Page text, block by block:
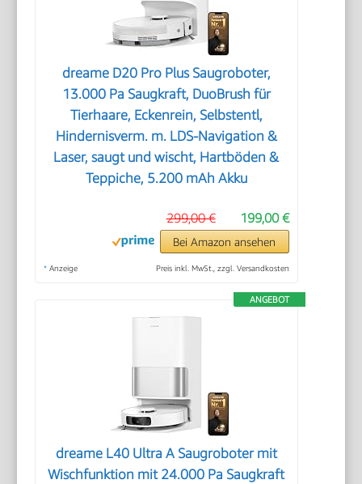
dreame D20 Pro Plus Saugroboter,
13.000 Pa Saugkraft, DuoBrush für
Tierhaare, Eckenrein, Selbstentl,
Hindernisverm. m. LDS-Navigation &
Laser, saugt und wischt, Hartböden &
Teppiche, 5.200 mAh Akku
199,00 €
299,00 €
Bei Amazon ansehen
* Anzeige Preis inkl. MwSt., zzgl. Versandkosten
ANGEBOT
dreame L40 Ultra A Saugroboter mit
Wischfunktion mit 24.000 Pa Saugkraft